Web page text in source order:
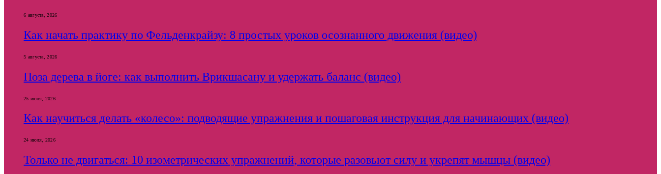
6 августа, 2026
Как начать практику по Фельденкрайзу: 8 простых уроков осознанного движения (видео)
5 августа, 2026
Поза дерева в йоге: как выполнить Врикшасану и удержать баланс (видео)
25 июля, 2026
Как научиться делать «колесо»: подводящие упражнения и пошаговая инструкция для начинающих (видео)
24 июля, 2026
Только не двигаться: 10 изометрических упражнений, которые разовьют силу и укрепят мышцы (видео)